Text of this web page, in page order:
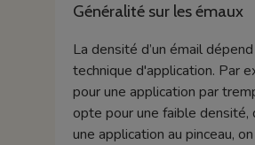
Généralité sur les émaux
La densité d’un émail
technique d'application. Par
pour une application par
opte pour une faible densité,
une application au pinceau,